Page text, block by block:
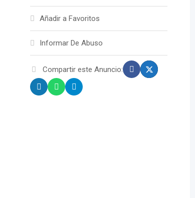
Añadir a Favoritos
Informar De Abuso
Compartir este Anuncio: